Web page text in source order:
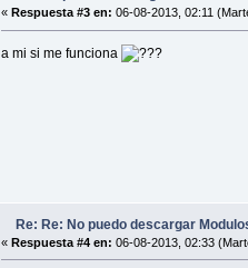
« Respuesta #3 en: 06-08-2013, 02:11
a mi si me funciona
Re: Re: No puedo descargar
«Respuesta #4 en: 06-08-2013, 02:33